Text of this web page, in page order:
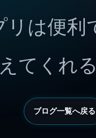
リは便利
てくれ
ブログ一覧へ戻る